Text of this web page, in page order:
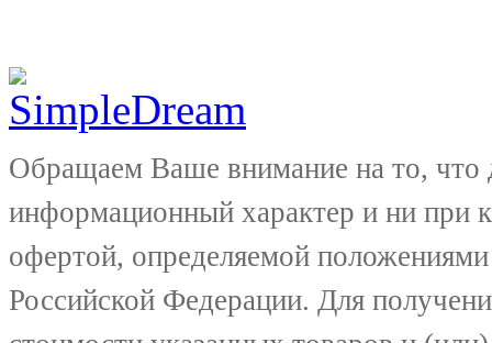
Обращаем Ваше внимание на то, что
информационный характер и ни при
офертой, определяемой
Российской Федерации. Для